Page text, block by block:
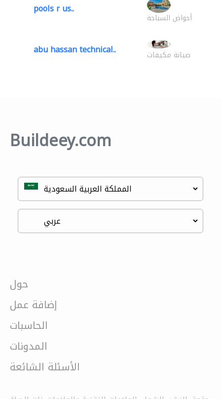
pools r us..
أحواض السباحة
abu hassan technical.. صيانة مكيفات
Buildeey.com
حول
إضافة عمل
الحاسبات
المدونات
الأسئلة الشائعة